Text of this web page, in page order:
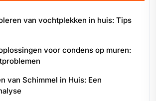
van vochtplekken in huis: Tips
voor condens op muren:
van Schimmel in Huis: Een